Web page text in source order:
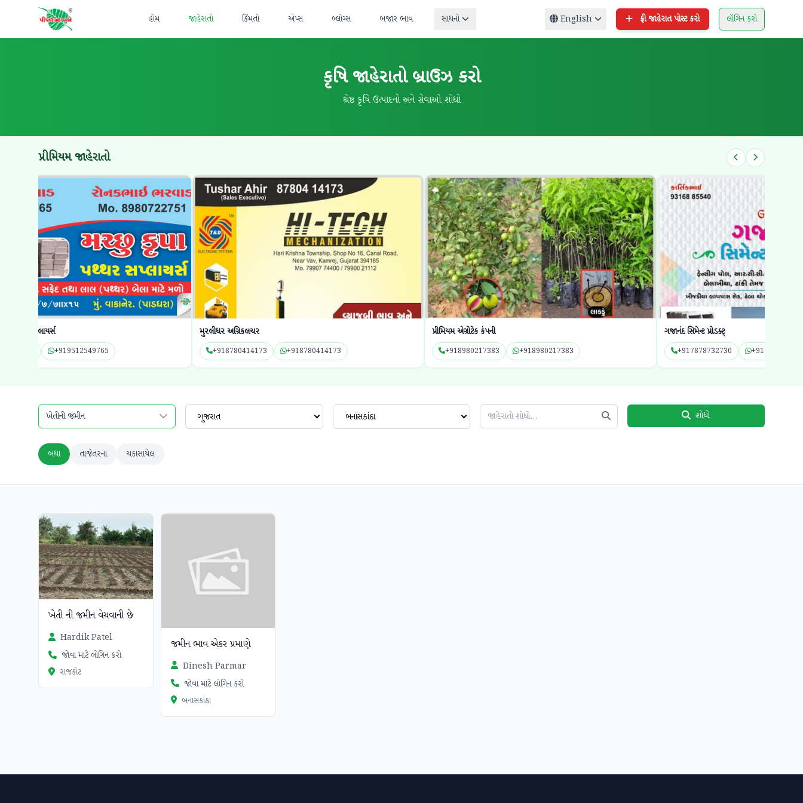
હોમ જાહેરાતો કિંમતો એપ્સ બ્લોગ્સ બજાર ભાવ સાધનો English ફ્રી જાહેરાત પોસ્ટ કરો લૉગિન કરો
કૃષિ જાહેરાતો બ્રાઉઝ કરો
શ્રેષ્ઠ કૃષિ ઉત્પાદનો અને સેવાઓ શોધો
પ્રીમિયમ જાહેરાતો
મુરલીધર અગ્રિકલચર
+918780414173 +918980217383 +917878732730
ખેતીની જમીન ગુજરાત બનાસકાંઠા શોધો
બધા તાજેતરના ચકાસાયેલ
ખેતી ની જમીન વેચવાની છે
Hardik Patel
જોવા માટે લોગિન કરો
રાજકોટ
જમીન ભાવ એકર પ્રમાણે
Dinesh Parmar
જોવા માટે લોગિન કરો
બનાસકાંઠા